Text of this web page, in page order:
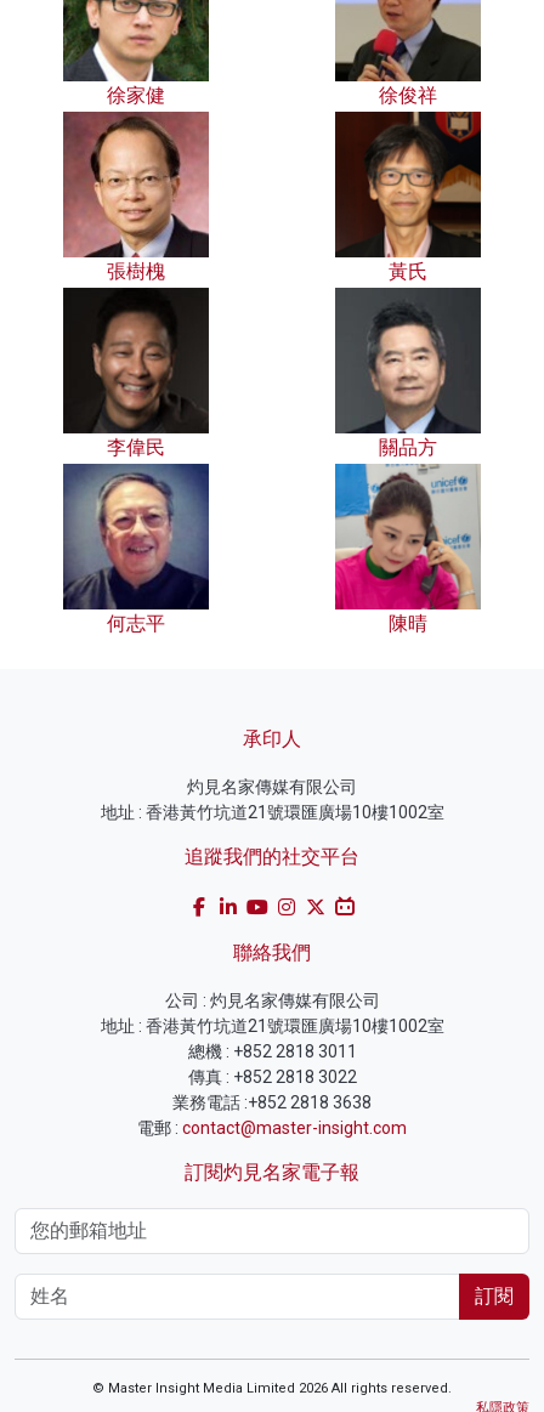
徐家健 徐俊祥
張樹槐 黃氏
李偉民 關品方
何志平 陳晴
承印人
灼見名家傳媒有限公司
地址 : 香港黃竹坑道21號環匯廣場10樓1002室
追蹤我們的社交平台
聯絡我們
公司 : 灼見名家傳媒有限公司
地址 : 香港黃竹坑道21號環匯廣場10樓1002室
總機 : +852 2818 3011
傳真 : +852 2818 3022
業務電話 :+852 2818 3638
電郵 : contact@master-insight.com
訂閱灼見名家電子報
訂閱
© Master Insight Media Limited 2026 All rights reserved.
私隱政策